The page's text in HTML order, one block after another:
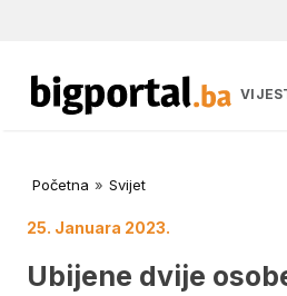
Početna » Svijet
25. Januara 2023.
Ubijene dvije